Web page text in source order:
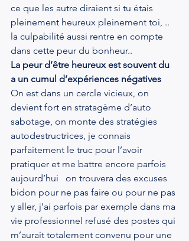
ce que les autre diraient si tu étais
pleinement heureux pleinement toi, ..
la culpabilité aussi rentre en compte
dans cette peur du bonheur..
La peur d’être heureux est souvent du
a un cumul d’expériences négatives
On est dans un cercle vicieux, on
devient fort en stratagème d’auto
sabotage, on monte des stratégies
autodestructrices, je connais
parfaitement le truc pour l’avoir
pratiquer et me battre encore parfois
aujourd’hui   on trouvera des excuses
bidon pour ne pas faire ou pour ne pas
y aller, j’ai parfois par exemple dans ma
vie professionnel refusé des postes qui
m’aurait totalement convenu pour une